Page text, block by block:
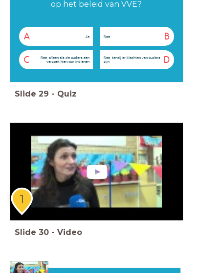
op het beleid van VVE?
A Ja B
Nee
C
Nee, alleen als de ouders een
verzoek hiervoor indienen
D
Nee, tenzij er klachten van ouders
zijn
Slide 29 - Quiz
1
Slide 30 - Video